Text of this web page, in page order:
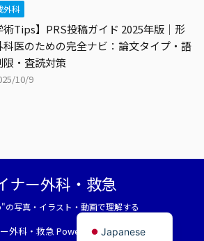
外科
術Tips】PRS投稿ガイド 2025年版｜形
科医のための完全ナビ：論文タイプ・語
限・査読対策
10/9
ナー外科・救急
の写真・イラスト・動画で理解する
外科・救急 Powered byAFFINGER5
Japanese
English